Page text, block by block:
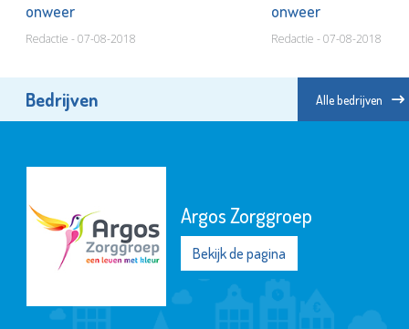
onweer
Redactie - 07-08-2018
onweer
Redactie - 07-08-2018
Bedrijven Alle bedrijven
Argos Zorggroep
Bekijk de pagina